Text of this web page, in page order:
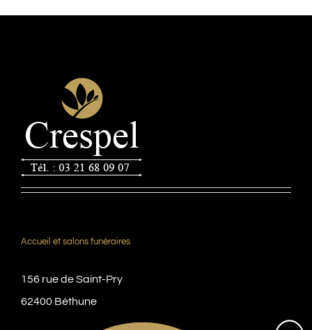
Accueil et salons funéraires
156 rue de Saint-Pry
62400 Béthune